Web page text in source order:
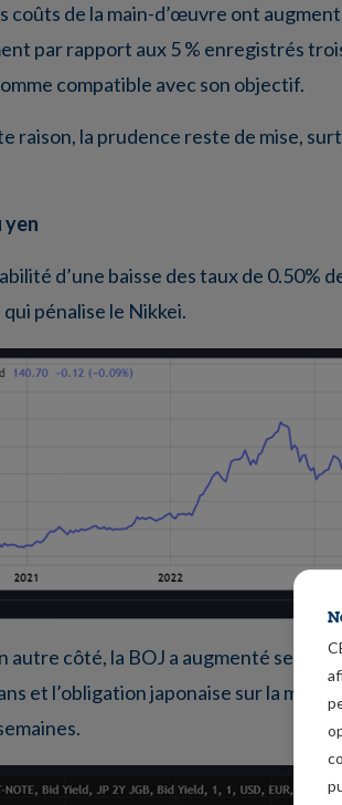
coûts de la main-d’œuvre ont
par rapport aux 5 % enregistrés
compatible avec son objectif.
raison, la prudence reste de mise,
yen
d’une baisse des taux de
qui pénalise le Nikkei.
autre côté, la BOJ a augmenté ses
et l’obligation japonaise sur la